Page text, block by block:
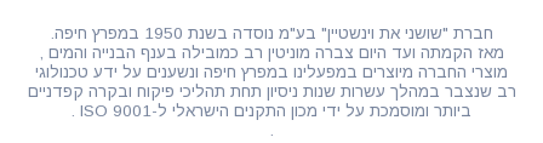
חברת "שושני את וינשטיין" בע"מ נוסדה בשנת 1950 במפרץ חיפה.
מאז הקמתה ועד היום צברה מוניטין רב כמובילה בענף הבנייה והמים ,
מוצרי החברה מיוצרים במפעלינו במפרץ חיפה ונשענים על ידע טכנולוגי
רב שנצבר במהלך עשרות שנות ניסיון תחת תהליכי פיקוח ובקרה קפדניים
ביותר ומוסמכת על ידי מכון התקנים הישראלי ל-ISO 9001 .
.